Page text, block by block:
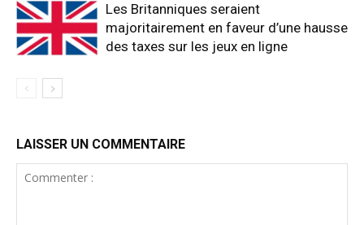
Les Britanniques seraient
majoritairement en faveur d’une hausse
des taxes sur les jeux en ligne
LAISSER UN COMMENTAIRE